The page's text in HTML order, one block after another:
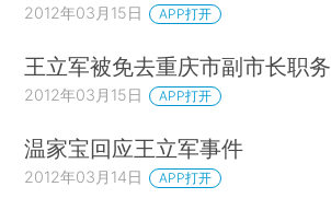
2012年03月15日 APP打开
王立军被免去重庆市副市长职务
2012年03月15日 APP打开
温家宝回应王立军事件
2012年03月14日 APP打开